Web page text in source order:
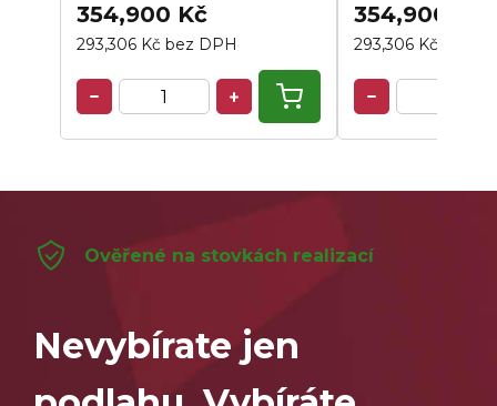
354,900 Kč
293,306 Kč bez DPH
354,900 Kč
293,306 Kč bez
Ověřené na stovkách realizací
Nevybírate jen